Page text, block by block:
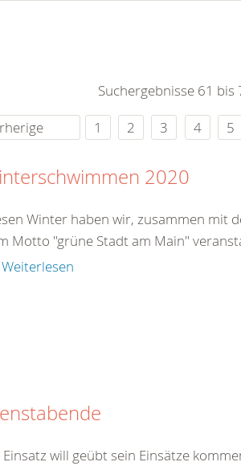
die Uhr
Suchergebnisse 61 bis
1 2 3 4 5
2020
Winter haben wir, zusammen mit
Motto "grüne Stadt am Main"
Weiterlesen
Einsatz will geübt sein Einsätze